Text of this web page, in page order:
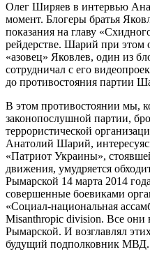
Олег Ширяев в интервью
момент. Блогеры братья
показания на главу
рейдерстве. Шарий при этом
«азовец» Яковлев, один из
сотрудничал с его
до противостояния партии
В этом противостоянии мы,
законопослушной партии,
террористической
Анатолий Шарий,
«Патриот Украины»,
движения, умудряется
Рымарской 14 марта 2014
совершенные боевиками
«Социал-национальная
Misanthropic division. Все они
Рымарской. И возглавлял
будущий подполковник МВД.